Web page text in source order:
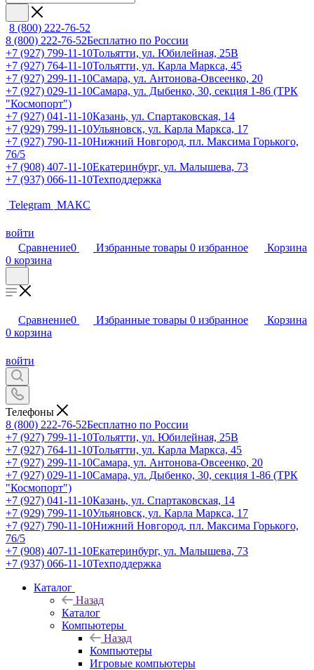
8 (800) 222-76-52
8 (800) 222-76-52Бесплатно по России
+7 (927) 799-11-10Тольятти, ул. Юбилейная, 25В
+7 (927) 764-11-10Тольятти, ул. Карла Маркса, 45
+7 (927) 299-11-10Самара, ул. Антонова-Овсеенко, 20
+7 (927) 029-11-10Самара, ул. Дыбенко, 30, секция 1-86 (ТРК
"Космопорт")
+7 (927) 041-11-10Казань, ул. Спартаковская, 14
+7 (929) 799-11-10Ульяновск, ул. Карла Маркса, 17
+7 (927) 790-11-10Нижний Новгород, пл. Максима Горького,
76/5
+7 (908) 407-11-10Екатеринбург, ул. Малышева, 73
+7 (937) 066-11-10Техподдержка
Telegram МАКС
войти
Сравнение0 Избранные товары 0 избранное
Корзина
0 корзина
Сравнение0 Избранные товары 0 избранное
Корзина
0 корзина
войти
Телефоны
8 (800) 222-76-52Бесплатно по России
+7 (927) 799-11-10Тольятти, ул. Юбилейная, 25В
+7 (927) 764-11-10Тольятти, ул. Карла Маркса, 45
+7 (927) 299-11-10Самара, ул. Антонова-Овсеенко, 20
+7 (927) 029-11-10Самара, ул. Дыбенко, 30, секция 1-86 (ТРК
"Космопорт")
+7 (927) 041-11-10Казань, ул. Спартаковская, 14
+7 (929) 799-11-10Ульяновск, ул. Карла Маркса, 17
+7 (927) 790-11-10Нижний Новгород, пл. Максима Горького,
76/5
+7 (908) 407-11-10Екатеринбург, ул. Малышева, 73
+7 (937) 066-11-10Техподдержка
Каталог
Назад
Каталог
Компьютеры
Назад
Компьютеры
Игровые компьютеры